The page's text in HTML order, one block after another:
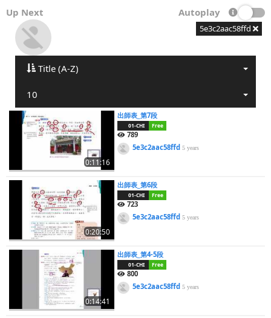
Up Next Autoplay
5e3c2aac58ffd
Title (A-Z)
10
0:11:16
出師表_第7段
01-CHI Free
789
5e3c2aac58ffd5 years
0:20:50
出師表_第6段
01-CHI Free
723
5e3c2aac58ffd5 years
0:14:41
出師表_第4-5段
01-CHI Free
800
5e3c2aac58ffd5 years